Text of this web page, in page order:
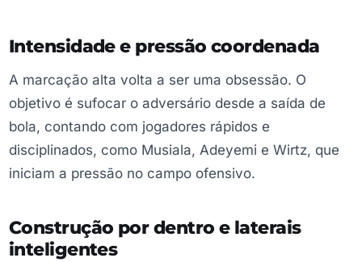
Intensidade e pressão coordenada
A marcação alta volta a ser uma obsessão. O
objetivo é sufocar o adversário desde a saída de
bola, contando com jogadores rápidos e
disciplinados, como Musiala, Adeyemi e Wirtz, que
iniciam a pressão no campo ofensivo.
Construção por dentro e laterais
inteligentes